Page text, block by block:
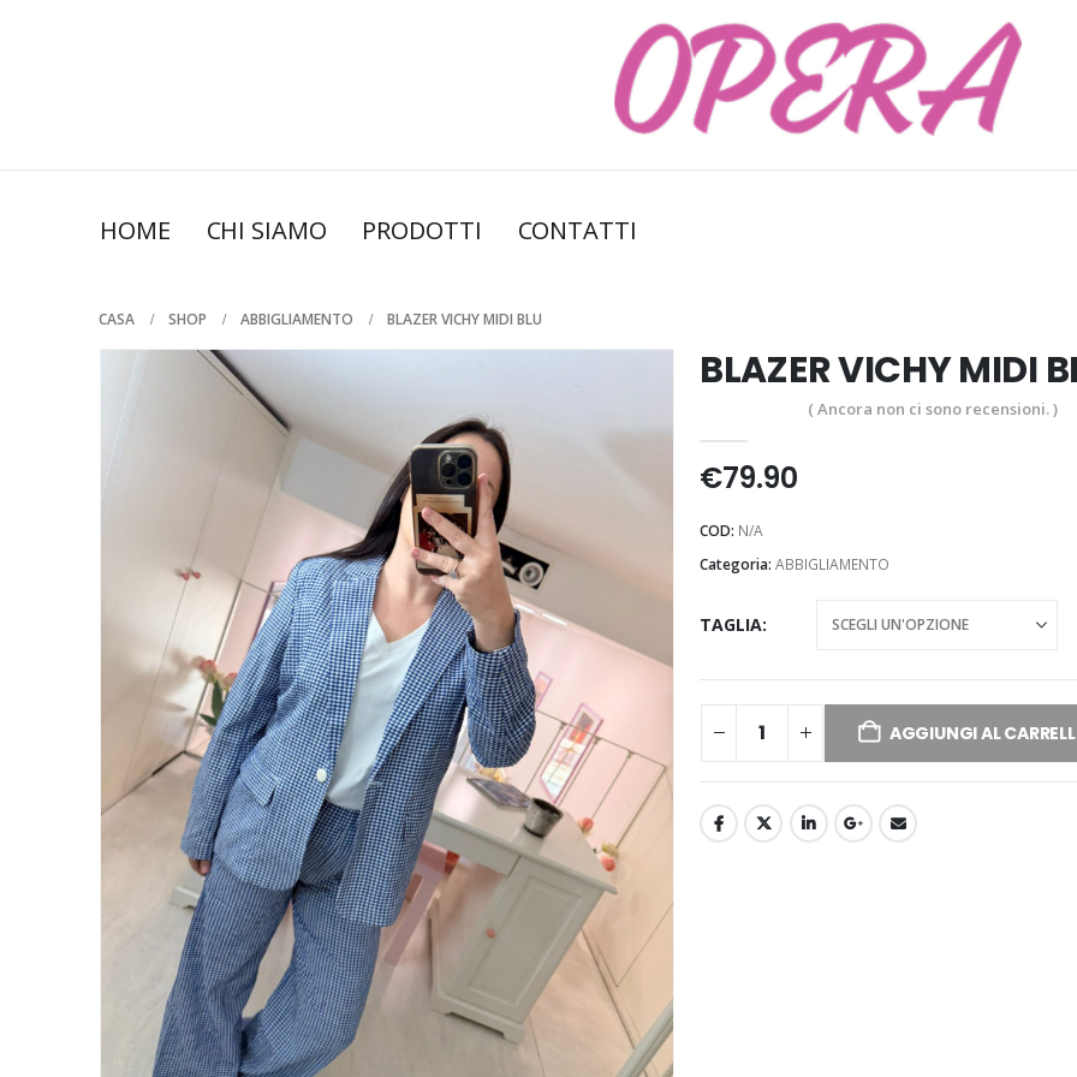
HOME CHI SIAMO PRODOTTI CONTATTI
CASA SHOP ABBIGLIAMENTO BLAZER VICHY MIDI BLU
BLAZER VICHY MIDI
( Ancora non ci sono recensioni. )
€79.90
COD: N/A
Categoria: ABBIGLIAMENTO
TAGLIA
AGGIUNGI AL